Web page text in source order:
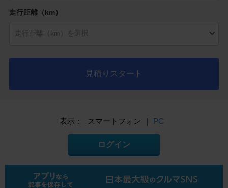
走行距離（km）
見積りスタート
表示： スマートフォン | PC
ログイン